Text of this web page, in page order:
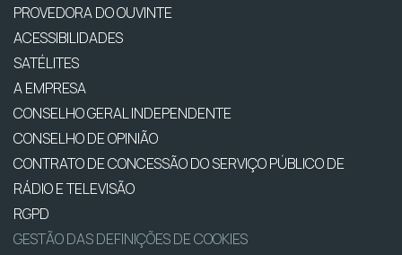
PROVEDORA DO OUVINTE
ACESSIBILIDADES
SATÉLITES
A EMPRESA
CONSELHO GERAL INDEPENDENTE
CONSELHO DE OPINIÃO
CONTRATO DE CONCESSÃO DO SERVIÇO PÚBLICO DE
RÁDIO E TELEVISÃO
RGPD
GESTÃO DAS DEFINIÇÕES DE COOKIES